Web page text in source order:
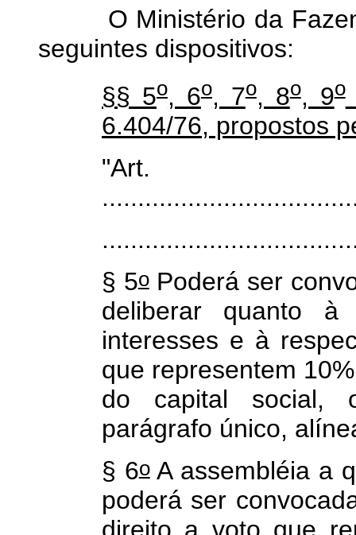
O Ministério da
seguintes dispositivos:
§§ 5o, 6o, 7o, 8o, 9o
6.404/76, propostos
§ 5oPoderá ser
deliberar quanto
interesses e à
que representem
do capital social,
parágrafo único,
§ 6oA assembléia a
poderá ser